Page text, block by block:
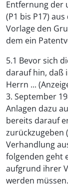
Entfernung der
(P1 bis P17)
Vorlage den
dem ein
5.1 Bevor sich
darauf hin, daß
Herrn ...
3. September
Anlagen dazu
bereits darauf
zurückzugeben
Verhandlung
folgenden geht
aufgrund ihrer
werden müssen.